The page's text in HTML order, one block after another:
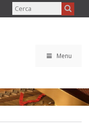
Menu